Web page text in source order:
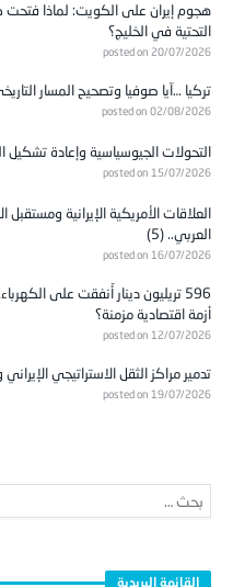
هجوم إيران على الكويت: لماذا فتحت
التحتية في الخليج؟
posted on 20/07/2026
تركيا …آيا صوفيا وتصحيح المسار
posted on 02/08/2026
التحولات الجيوسياسية وإعادة تشكيل
posted on 15/07/2026
العلاقات الأمريكية الإيرانية
العربي.. (5)
posted on 16/07/2026
596 تريليون دينار أُنفقت على
أزمة اقتصادية مزمنة؟
posted on 12/07/2026
تدمير مراكز الثقل الاستراتيجي
posted on 19/07/2026
القائمة البريدية